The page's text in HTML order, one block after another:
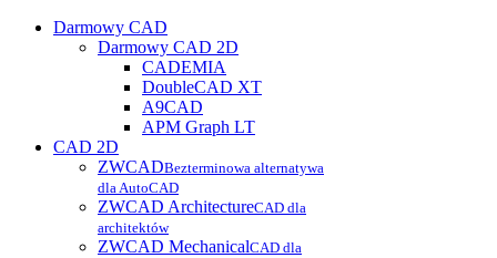
Darmowy CAD
Darmowy CAD 2D
CADEMIA
DoubleCAD XT
A9CAD
APM Graph LT
CAD 2D
ZWCADBezterminowa alternatywa
dla AutoCAD
ZWCAD ArchitectureCAD dla
architektów
ZWCAD MechanicalCAD dla